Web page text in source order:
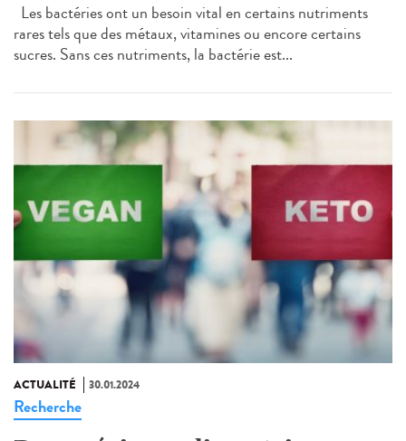
Les bactéries ont un besoin vital en certains nutriments
rares tels que des métaux, vitamines ou encore certains
sucres. Sans ces nutriments, la bactérie est...
ACTUALITÉ 30.01.2024
Recherche